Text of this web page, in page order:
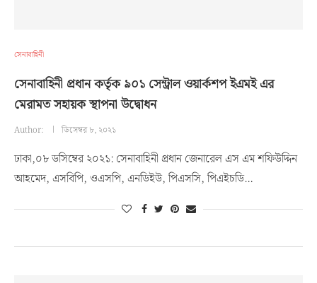
সেনাবাহিনী
সেনাবাহিনী প্রধান কর্তৃক ৯০১ সেন্ট্রাল ওয়ার্কশপ ইএমই এর
মেরামত সহায়ক স্থাপনা উদ্বোধন
Author: ডিসেম্বর ৮, ২০২১
ঢাকা,০৮ ডসিম্বের ২০২১: সেনাবাহিনী প্রধান জেনারেল এস এম শফিউদ্দিন
আহমেদ, এসবিপি, ওএসপি, এনডিইউ, পিএসসি, পিএইচডি…